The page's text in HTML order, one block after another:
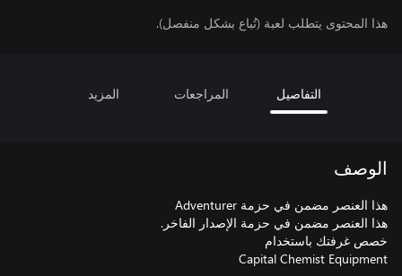
هذا المحتوى يتطلب لعبة (تُباع بشكل منفصل).
التفاصيل المراجعات المزيد
الوصف
Capital Chemist Equipment